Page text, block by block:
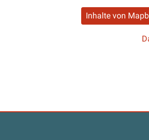
Inhalte von
Links